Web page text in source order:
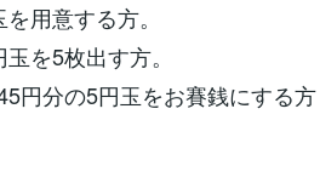
用意する方。
を5枚出す方。
円分の5円玉をお賽銭にする方